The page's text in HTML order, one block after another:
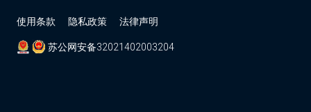
使用条款 隐私政策 法律声明
苏公网安备32021402003204